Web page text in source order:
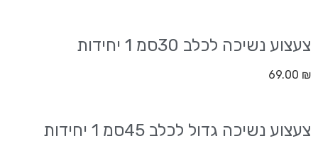
צעצוע נשיכה לכלב 30סמ 1 יחידות
69.00 ₪
צעצוע נשיכה גדול לכלב 45סמ 1 יחידות